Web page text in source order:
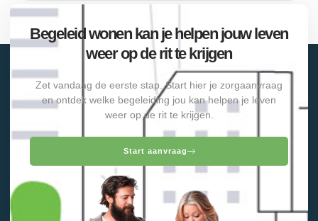
Begeleid wonen kan je helpen jouw leven
weer op de rit te krijgen
Zet vandaag de eerste stap. Start hier je zorgaanvraag
en ontdek welke begeleiding jou kan helpen je leven
weer op de rit te krijgen.
Start aanvraag